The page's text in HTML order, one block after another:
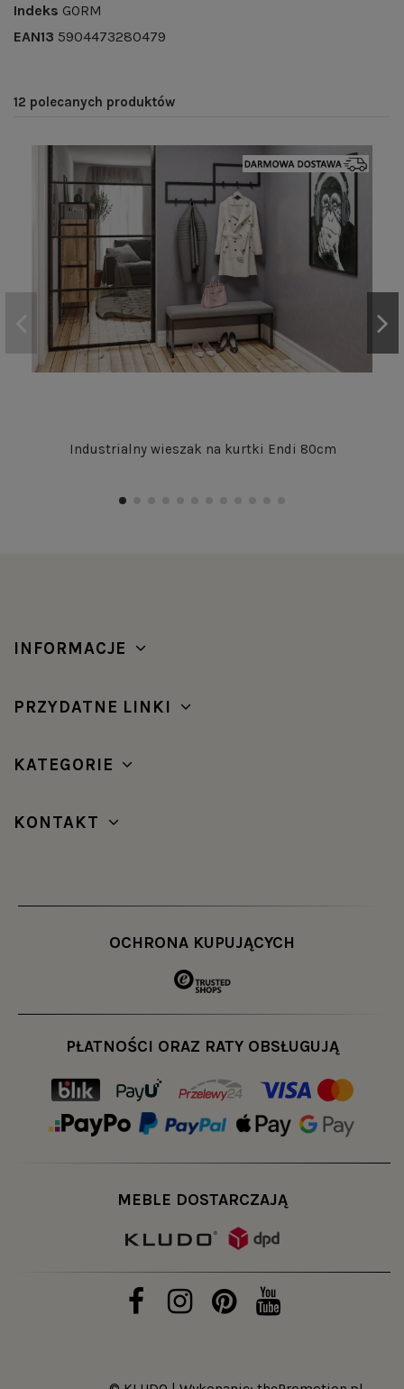
Indeks GORM
EAN13 5904473280479
12 polecanych produktów
Industrialny wieszak na kurtki Endi 80cm
INFORMACJE
PRZYDATNE LINKI
KATEGORIE
KONTAKT
OCHRONA KUPUJĄCYCH
PŁATNOŚCI ORAZ RATY OBSŁUGUJĄ
MEBLE DOSTARCZAJĄ